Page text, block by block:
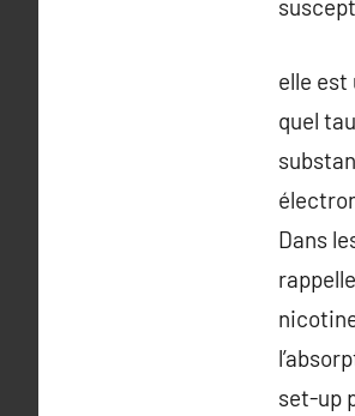
elle
quel
Dans
set-up